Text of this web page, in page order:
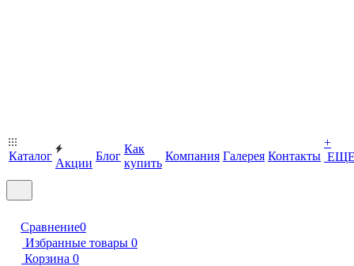
Каталог
Акции
Блог
Как
купить
Компания Галерея Контакты
+
Сравнение0
Избранные товары 0
Корзина 0